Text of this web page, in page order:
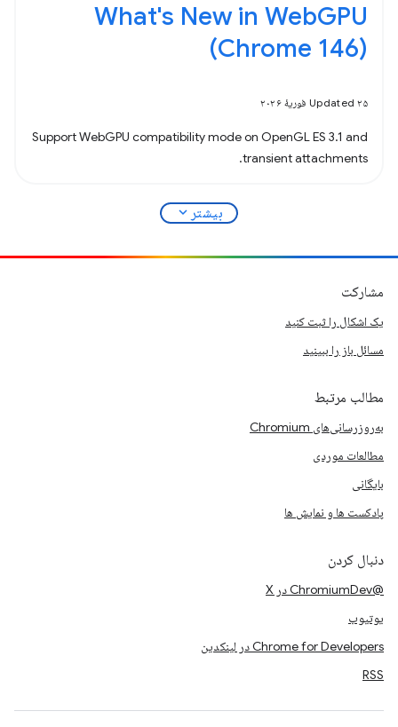
What's New in WebGPU
(Chrome 146)
Updated ۲۵ فوریهٔ ۲۰۲۶
Support WebGPU compatibility mode on OpenGL ES 3.1 and
transient attachments.
بیشتر expand_more
مشارکت
یک اشکال را ثبت کنید
مسائل باز را ببینید
مطالب مرتبط
به‌روزرسانی‌های Chromium
مطالعات موردی
بایگانی
پادکست ها و نمایش ها
دنبال کردن
@ChromiumDev در X
یوتیوب
Chrome for Developers در لینکدین
RSS